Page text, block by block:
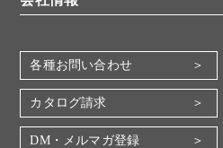
機器・消耗品
会社概要
地図・アクセス（本社）
IR情報
電子公告
各種お問い合わせ
カタログ請求
DM・メルマガ登録